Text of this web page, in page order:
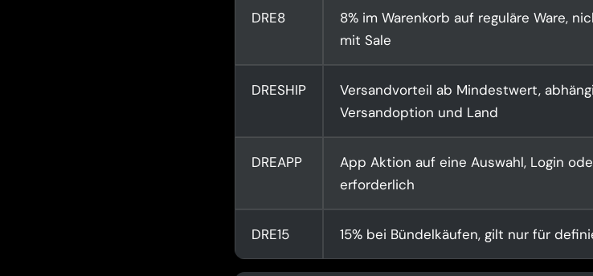
DRE8
8% im Warenkorb auf reguläre Ware,
mit Sale
DRESHIP
Versandvorteil ab Mindestwert,
Versandoption und Land
DREAPP
App Aktion auf eine Auswahl, Login
erforderlich
DRE15 15% bei Bündelkäufen, gilt nur für